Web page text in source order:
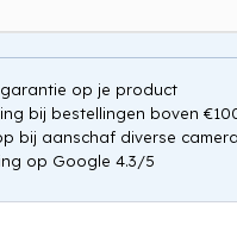
op je product
bij bestellingen boven
bij aanschaf diverse
op Google 4.3/5